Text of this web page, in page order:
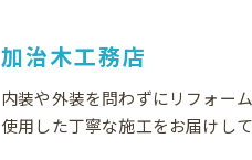
加治木工務店
内装や外装を問わずにリフォー
使用した丁寧な施工をお届けし